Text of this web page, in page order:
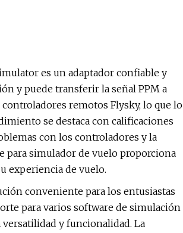
es un adaptador confiable y
y puede transferir la señal PPM a
remotos Flysky, lo que lo
se destaca con calificaciones
con los controladores y la
para simulador de vuelo proporciona
experiencia de vuelo.
conveniente para los entusiastas
para varios software de simulación
y funcionalidad. La